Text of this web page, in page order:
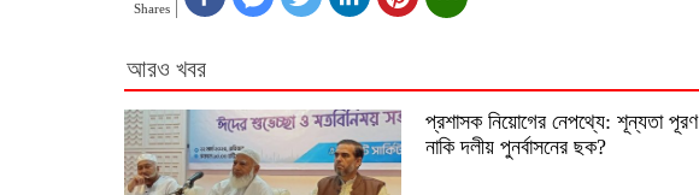
Shares
আরও খবর
প্রশাসক নিয়োগের নেপথ্যে: শূন্যতা পূরণ
নাকি দলীয় পুনর্বাসনের ছক?